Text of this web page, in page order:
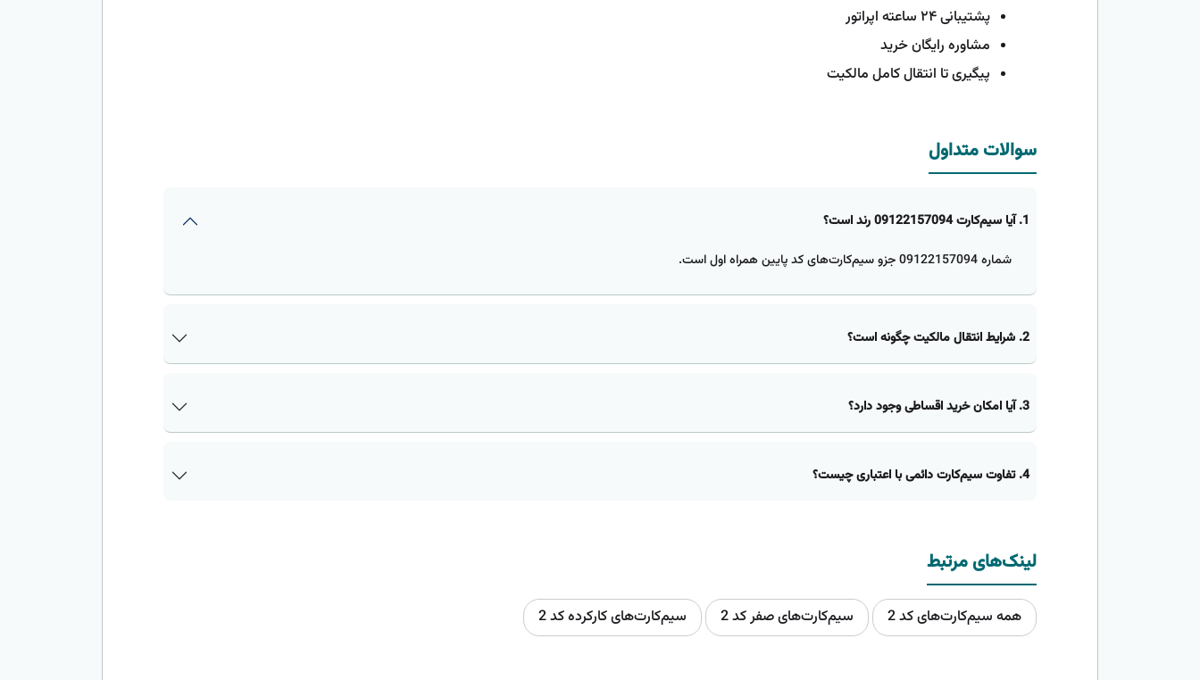
پشتیبانی ۲۴ ساعته اپراتور
مشاوره رایگان خرید
پیگیری تا انتقال کامل مالکیت
سوالات متداول
1. آیا سیم‌کارت 09122157094 رند است؟
شماره 09122157094 جزو سیم‌کارت‌های کد پایین همراه اول است.
2. شرایط انتقال مالکیت چگونه است؟
3. آیا امکان خرید اقساطی وجود دارد؟
4. تفاوت سیم‌کارت دائمی با اعتباری چیست؟
لینک‌های مرتبط
همه سیم‌کارت‌های کد 2 سیم‌کارت‌های صفر کد 2 سیم‌کارت‌های کارکرده کد 2